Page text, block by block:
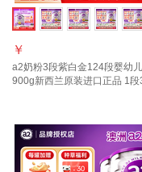
￥
a2奶粉3段紫白金124段婴幼
900g新西兰原装进口正品 1段